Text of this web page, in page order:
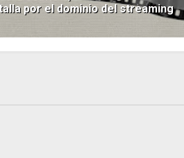
por el dominio del streaming